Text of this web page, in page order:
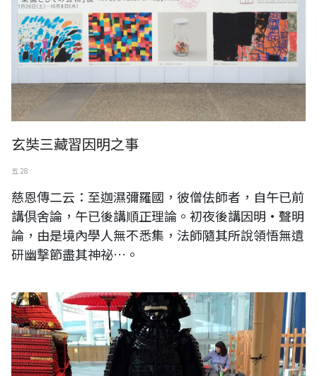
玄奘三藏習因明之事
五 28
慈恩傳二云：至迦濕彌羅國，彼僧佉師者，自午已前
講倶舍論，午已後講順正理論。初夜後講因明•聲明
論，由是境內學人無不悉集，法師隨其所說領悟無遺
研幽撃節盡其神祕…。
日本。東京。羽田空港